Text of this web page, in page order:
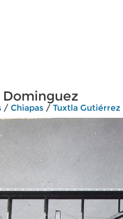
/ Chiapas / Tuxtla Gutiérrez